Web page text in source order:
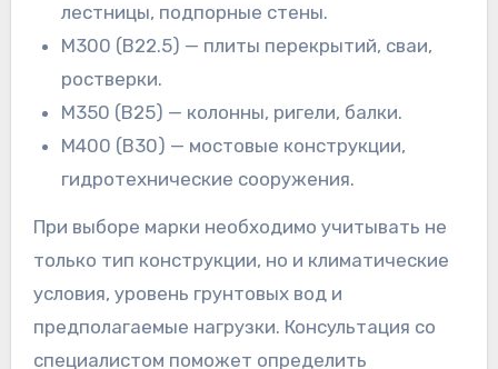
лестницы, подпорные стены.
М300 (В22.5) — плиты перекрытий, сваи,
ростверки.
М350 (В25) — колонны, ригели, балки.
М400 (В30) — мостовые конструкции,
гидротехнические сооружения.
При выборе марки необходимо учитывать не
только тип конструкции, но и климатические
условия, уровень грунтовых вод и
предполагаемые нагрузки. Консультация со
специалистом поможет определить